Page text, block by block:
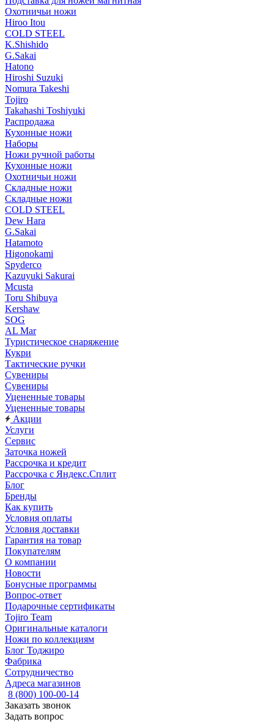
Охотничьи ножи
Hiroo Itou
COLD STEEL
K.Shishido
G.Sakai
Hatono
Hiroshi Suzuki
Nomura Takeshi
Tojiro
Takahashi Toshiyuki
Распродажа
Кухонные ножи
Наборы
Ножи ручной работы
Кухонные ножи
Охотничьи ножи
Складные ножи
Складные ножи
COLD STEEL
Dew Hara
G.Sakai
Hatamoto
Higonokami
Spyderco
Kazuyuki Sakurai
Mcusta
Toru Shibuya
Kershaw
SOG
AL Mar
Туристическое снаряжение
Кукри
Тактические ручки
Сувениры
Сувениры
Уцененные товары
Уцененные товары
Акции
Услуги
Сервис
Заточка ножей
Рассрочка и кредит
Рассрочка с Яндекс.Сплит
Блог
Бренды
Как купить
Условия оплаты
Условия доставки
Гарантия на товар
Покупателям
О компании
Новости
Бонусные программы
Вопрос-ответ
Подарочные сертификаты
Tojiro Team
Оригинальные каталоги
Ножи по коллекциям
Блог Тоджиро
Фабрика
Сотрудничество
Адреса магазинов
8 (800) 100-00-14
Заказать звонок
Задать вопрос